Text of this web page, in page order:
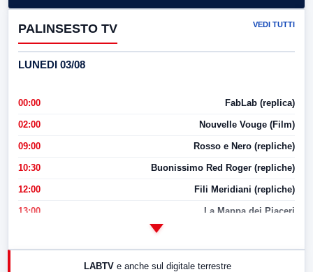
PALINSESTO TV VEDI TUTTI
LUNEDI 03/08
00:00 FabLab (replica)
02:00 Nouvelle Vouge (Film)
09:00 Rosso e Nero (repliche)
10:30 Buonissimo Red Roger (repliche)
12:00 Fili Meridiani (repliche)
13:00 La Mappa dei Piaceri
17:00 LabNews (replica)
LABTV e anche sul digitale terrestre